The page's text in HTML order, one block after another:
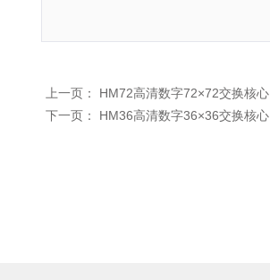
上一页： HM72高清数字72×72交换核心
下一页： HM36高清数字36×36交换核心